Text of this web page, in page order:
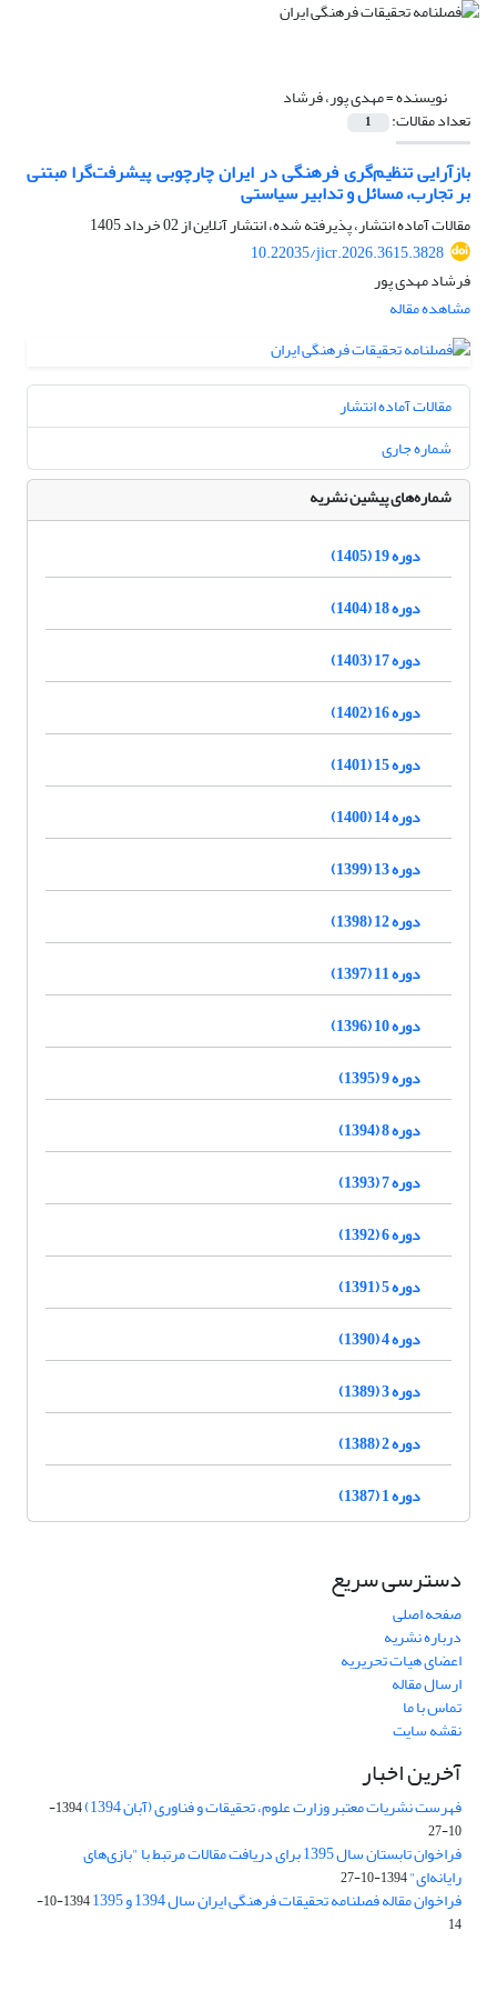
نویسنده =مهدی پور، فرشاد
تعداد مقالات: 1
بازآرایی تنظیم‌گری فرهنگی در ایران چارچوبی پیشرفت‌گرا مبتنی
بر تجارب، مسائل و تدابیر سیاستی
مقالات آماده انتشار، پذیرفته شده، انتشار آنلاین از02 خرداد 1405
10.22035/jicr.2026.3615.3828
فرشاد مهدی پور
مشاهده مقاله
مقالات آماده انتشار
شماره جاری
شماره‌های پیشین نشریه
دوره 19 (1405)
دوره 18 (1404)
دوره 17 (1403)
دوره 16 (1402)
دوره 15 (1401)
دوره 14 (1400)
دوره 13 (1399)
دوره 12 (1398)
دوره 11 (1397)
دوره 10 (1396)
دوره 9 (1395)
دوره 8 (1394)
دوره 7 (1393)
دوره 6 (1392)
دوره 5 (1391)
دوره 4 (1390)
دوره 3 (1389)
دوره 2 (1388)
دوره 1 (1387)
دسترسی سریع
صفحه اصلی
درباره نشریه
اعضای هیات تحریریه
ارسال مقاله
تماس با ما
نقشه سایت
آخرین اخبار
فهرست نشریات معتبر وزارت علوم، تحقیقات و فناوری (آبان 1394)
1394-
10-27
فراخوان تابستان سال 1395 برای دریافت مقالات مرتبط با "بازی‌های
رایانه‌ای"1394-10-27
فراخوان مقاله فصلنامه تحقیقات فرهنگی ایران سال 1394 و 1395
1394-10-
14